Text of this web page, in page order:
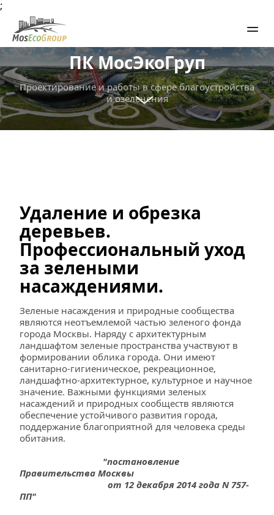
;
ПК МосЭкоГруп
Проектирование и работы в сфере благоустройства
и озеленения
Удаление и обрезка
деревьев.
Профессиональный уход
за зелеными
насаждениями.
Зеленые насаждения и природные сообщества
являются неотъемлемой частью зеленого фонда
города Москвы. Наряду с архитектурным
ландшафтом зеленые пространства участвуют в
формировании облика города. Они имеют
санитарно-гигиеническое, рекреационное,
ландшафтно-архитектурное, культурное и научное
значение. Важными функциями зеленых
насаждений и природных сообществ являются
обеспечение устойчивого развития города,
поддержание благоприятной для человека среды
обитания.
"постановление
Правительства Москвы
ПП"